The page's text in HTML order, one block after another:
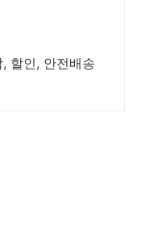
할인, 안전배송